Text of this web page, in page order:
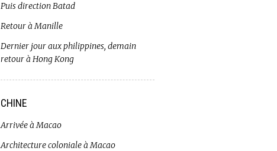
Puis direction Batad
Retour à Manille
Dernier jour aux philippines, demain
retour à Hong Kong
CHINE
Arrivée à Macao
Architecture coloniale à Macao